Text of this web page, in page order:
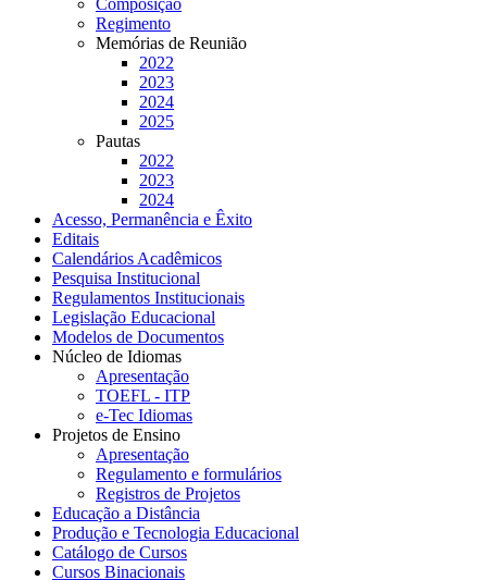
Composição
Regimento
Memórias de Reunião
2022
2023
2024
2025
Pautas
2022
2023
2024
Acesso, Permanência e Êxito
Editais
Calendários Acadêmicos
Pesquisa Institucional
Regulamentos Institucionais
Legislação Educacional
Modelos de Documentos
Núcleo de Idiomas
Apresentação
TOEFL - ITP
e-Tec Idiomas
Projetos de Ensino
Apresentação
Regulamento e formulários
Registros de Projetos
Educação a Distância
Produção e Tecnologia Educacional
Catálogo de Cursos
Cursos Binacionais